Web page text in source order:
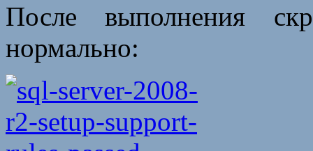
После выполнения
нормально: